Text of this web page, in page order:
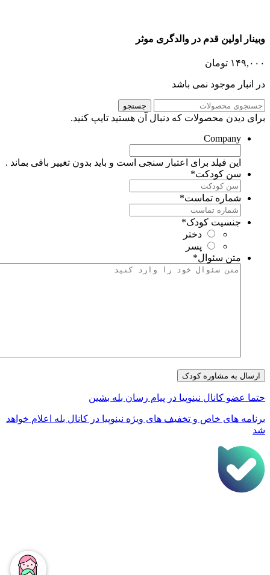
اولین قدم در والدگری موثر
تومان
انبار موجود نمی باشد
جستجو
دیدن محصولات که دنبال آن هستید تایپ کنید.
Company
این فیلد برای اعتبار سنجی است و باید بدون تغییر باقی بماند .
سن کودکت*
شماره تماست*
جنسیت کودک*
دختر
پسر
متن سئوال *
عضو کانال نینوپیا در پیام رسان بله بشین
های خاص و تخفیف های ویژه نینوپیا در کانال بله اعلام خواهد